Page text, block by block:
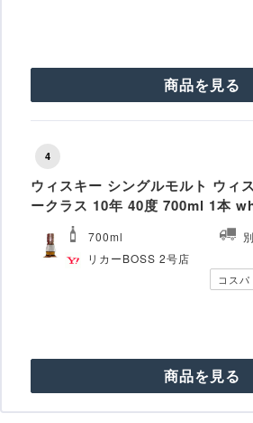
商品を見る
4
ウィスキー シングルモルト ウィ
ークラス 10年 40度 700ml 1本
700ml
別
リカーBOSS 2号店
コス
商品を見る